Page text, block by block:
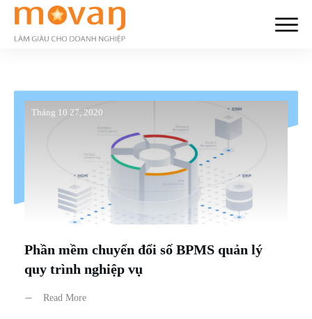
Tháng 10 27, 2020
Phần mềm chuyển đổi số BPMS quản lý
quy trình nghiệp vụ
Read More